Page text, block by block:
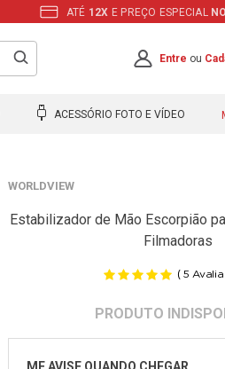
ATÉ 12X E PREÇO ESPECIAL
Entre ou
ACESSÓRIO FOTO E VÍDEO
WORLDVIEW
Estabilizador de Mão Escorpião
Filmadoras
( 5